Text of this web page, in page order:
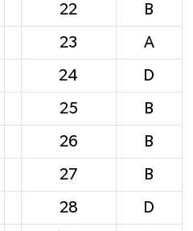
22 B
23 A
24 D
25 B
26 B
27 B
28 D